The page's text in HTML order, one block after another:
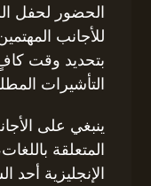
الحضور لحفل
للأجانب
بتحديد وقت
التأشيرات
ينبغي على
المتعلقة
الإنجليزية